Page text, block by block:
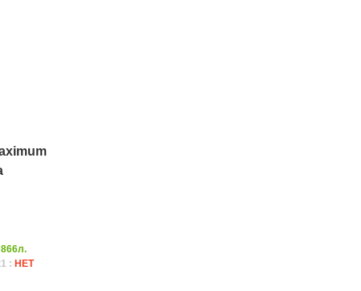
866л.
: НЕТ